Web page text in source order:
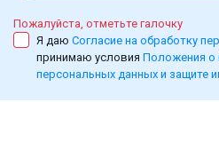
Пожалуйста, отметьте галочку
Я даю Согласие на обработку
принимаю условия Положения о
персональных данных и защите